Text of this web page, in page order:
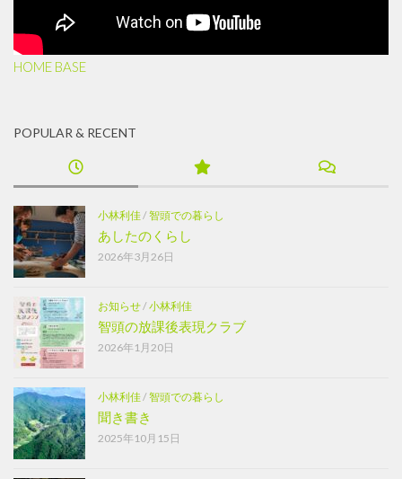
HOME BASE
POPULAR & RECENT
小林利佳/智頭での暮らし
あしたのくらし
2026年3月26日
お知らせ/小林利佳
智頭の放課後表現クラブ
2026年1月20日
小林利佳/智頭での暮らし
聞き書き
2025年10月15日